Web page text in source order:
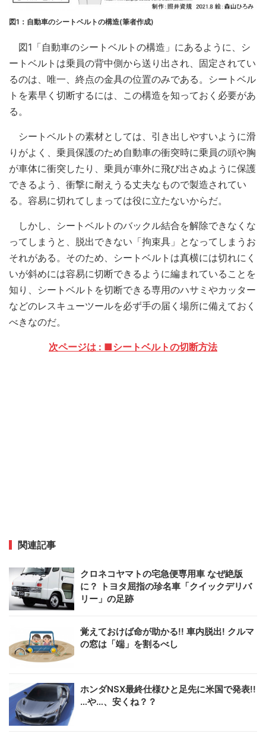
図1：自動車のシートベルトの構造(筆者作成)
図1「自動車のシートベルトの構造」にあるように、シ
ートベルトは乗員の背中側から送り出され、固定されてい
るのは、唯一、終点の金具の位置のみである。シートベル
トを素早く切断するには、この構造を知っておく必要があ
る。
シートベルトの素材としては、引き出しやすいように滑
りがよく、乗員保護のため自動車の衝突時に乗員の頭や胸
が車体に衝突したり、乗員が車外に飛び出さぬように保護
できるよう、衝撃に耐えうる丈夫なもので製造されてい
る。容易に切れてしまっては役に立たないからだ。
しかし、シートベルトのバックル結合を解除できなくな
ってしまうと、脱出できない「拘束具」となってしまうお
それがある。そのため、シートベルトは真横には切れにく
いが斜めには容易に切断できるように編まれていることを
知り、シートベルトを切断できる専用のハサミやカッター
などのレスキューツールを必ず手の届く場所に備えておく
べきなのだ。
次ページは : ■シートベルトの切断方法
関連記事
クロネコヤマトの宅急便専用車 なぜ絶版
に？ トヨタ屈指の珍名車「クイックデリバ
リー」の足跡
覚えておけば命が助かる!! 車内脱出! クルマ
の窓は「端」を割るべし
ホンダNSX最終仕様ひと足先に米国で発表!!
…や…、安くね？？